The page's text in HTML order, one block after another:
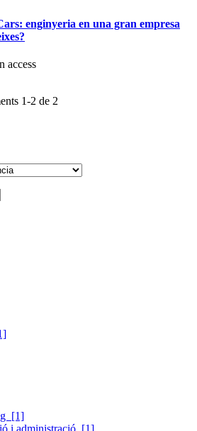
enginyeria en una gran empresa
1-2 de 2
[1]
i administració [1]